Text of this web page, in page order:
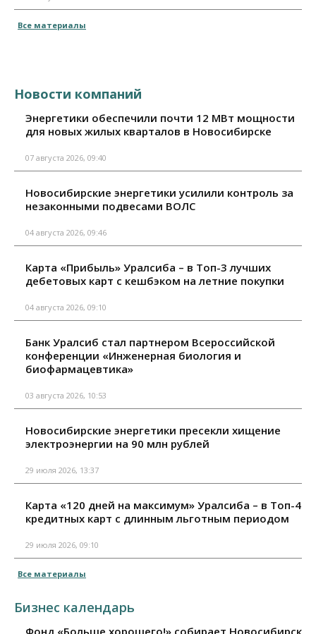
Все материалы
Новости компаний
Энергетики обеспечили почти 12 МВт мощности
для новых жилых кварталов в Новосибирске
07 августа 2026, 09:40
Новосибирские энергетики усилили контроль за
незаконными подвесами ВОЛС
04 августа 2026, 09:46
Карта «Прибыль» Уралсиба – в Топ-3 лучших
дебетовых карт с кешбэком на летние покупки
04 августа 2026, 09:10
Банк Уралсиб стал партнером Всероссийской
конференции «Инженерная биология и
биофармацевтика»
03 августа 2026, 10:53
Новосибирские энергетики пресекли хищение
электроэнергии на 90 млн рублей
29 июля 2026, 13:37
Карта «120 дней на максимум» Уралсиба – в Топ-4
кредитных карт с длинным льготным периодом
29 июля 2026, 09:10
Все материалы
Бизнес календарь
Фонд «Больше хорошего!» собирает Новосибирск